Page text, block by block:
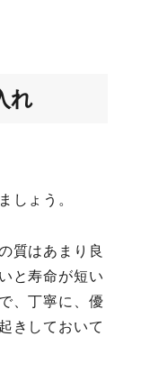
れ
しょう。
質はあまり良
と寿命が短い
、丁寧に、優
きしておいて